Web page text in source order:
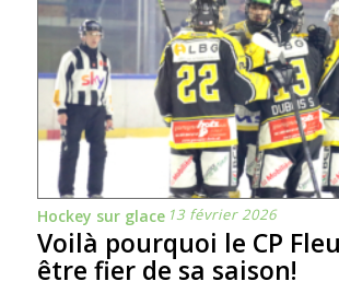
Hockey sur glace 13 février 2026
Voilà pourquoi le CP
être fier de sa saison!